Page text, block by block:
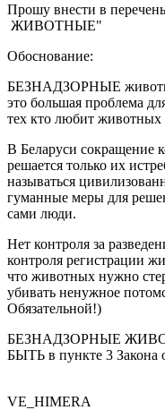
Прошу внести в
ЖИВОТНЫЕ"
Обоснование:
БЕЗНАДЗОРНЫЕ
это большая проблема
тех кто любит животных
В Беларуси сокращение
решается только их
называться
гуманные меры для
сами люди.
Нет контроля за
контроля регистрации
что животных нужно
убивать ненужное
Обязательной!)
БЕЗНАДЗОРНЫЕ
БЫТЬ в пункте 3 Закона
VE_HIMERA